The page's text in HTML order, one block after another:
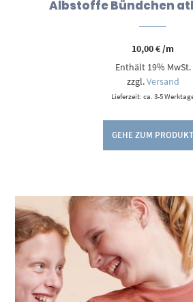
Albstoffe Bündchen
10,00€/m
Enthält 19% MwSt.
zzgl.Versand
Lieferzeit: ca. 3-5
GEHE ZUM PRODUKT